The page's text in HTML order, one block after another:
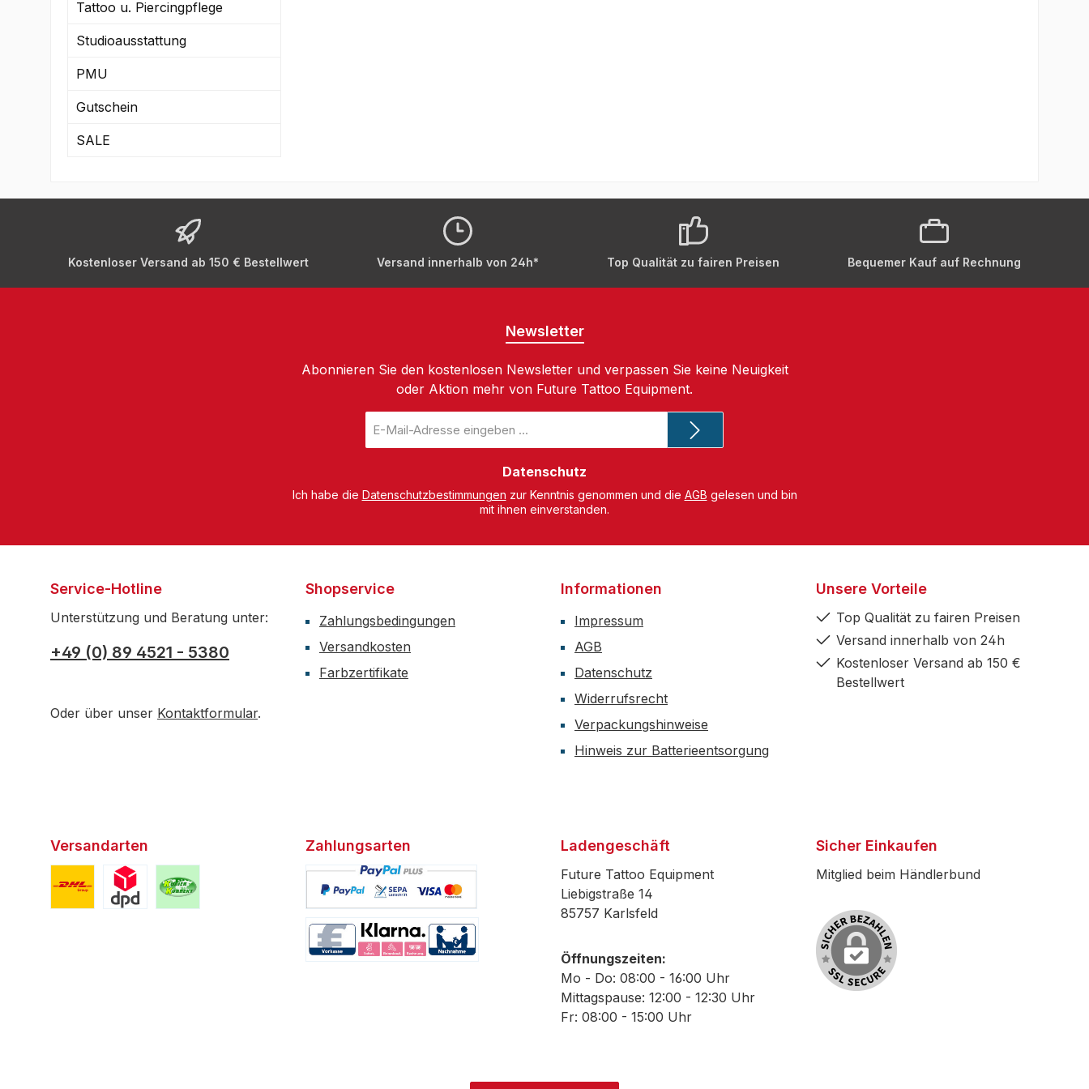
Tattoo u. Piercingpflege
Studioausstattung
PMU
Gutschein
SALE
Kostenloser Versand ab 150 € Bestellwert Versand innerhalb von 24h* Top Qualität zu fairen Preisen Bequemer Kauf auf Rechnung
Newsletter
Abonnieren Sie den kostenlosen Newsletter und verpassen Sie keine Neuigkeit
oder Aktion mehr von Future Tattoo Equipment.
Mail-
Adresse
Datenschutz
Ich habe die Datenschutzbestimmungen zur Kenntnis genommen und die AGB gelesen und bin
mit ihnen einverstanden.
Service-Hotline
Unterstützung und Beratung unter:
+49 (0) 89 4521 - 5380
Oder über unser Kontaktformular.
Shopservice
Zahlungsbedingungen
Versandkosten
Farbzertifikate
Informationen
Impressum
AGB
Datenschutz
Widerrufsrecht
Verpackungshinweise
Hinweis zur Batterieentsorgung
Unsere Vorteile
Top Qualität zu fairen Preisen
Versand innerhalb von 24h
Kostenloser Versand ab 150 €
Bestellwert
Versandarten Zahlungsarten Ladengeschäft
Future Tattoo Equipment
Liebigstraße 14
85757 Karlsfeld
Öffnungszeiten:
Mo - Do: 08:00 - 16:00 Uhr
Mittagspause: 12:00 - 12:30 Uhr
Fr: 08:00 - 15:00 Uhr
Sicher Einkaufen
Mitglied beim Händlerbund